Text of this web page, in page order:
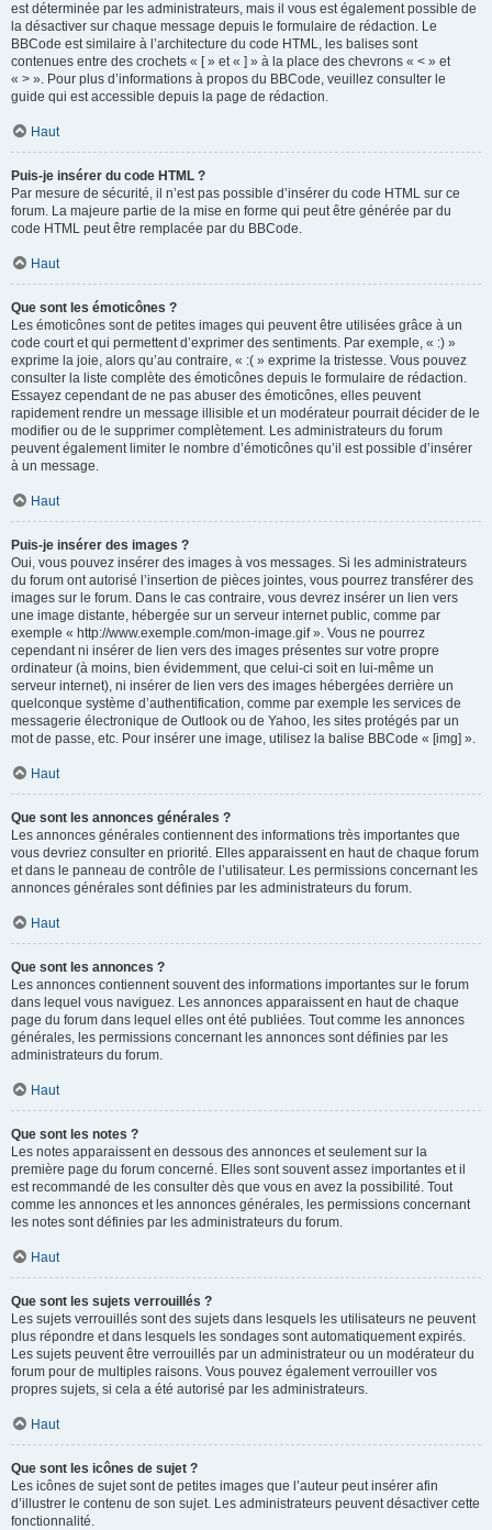
est déterminée par les administrateurs, mais il vous est également possible de
la désactiver sur chaque message depuis le formulaire de rédaction. Le
BBCode est similaire à l’architecture du code HTML, les balises sont
contenues entre des crochets « [ » et « ] » à la place des chevrons « < » et
« > ». Pour plus d’informations à propos du BBCode, veuillez consulter le
guide qui est accessible depuis la page de rédaction.
Haut
Puis-je insérer du code HTML ?
Par mesure de sécurité, il n’est pas possible d’insérer du code HTML sur ce
forum. La majeure partie de la mise en forme qui peut être générée par du
code HTML peut être remplacée par du BBCode.
Haut
Que sont les émoticônes ?
Les émoticônes sont de petites images qui peuvent être utilisées grâce à un
code court et qui permettent d’exprimer des sentiments. Par exemple, « :) »
exprime la joie, alors qu’au contraire, « :( » exprime la tristesse. Vous pouvez
consulter la liste complète des émoticônes depuis le formulaire de rédaction.
Essayez cependant de ne pas abuser des émoticônes, elles peuvent
rapidement rendre un message illisible et un modérateur pourrait décider de le
modifier ou de le supprimer complètement. Les administrateurs du forum
peuvent également limiter le nombre d’émoticônes qu’il est possible d’insérer
à un message.
Haut
Puis-je insérer des images ?
Oui, vous pouvez insérer des images à vos messages. Si les administrateurs
du forum ont autorisé l’insertion de pièces jointes, vous pourrez transférer des
images sur le forum. Dans le cas contraire, vous devrez insérer un lien vers
une image distante, hébergée sur un serveur internet public, comme par
exemple « http://www.exemple.com/mon-image.gif ». Vous ne pourrez
cependant ni insérer de lien vers des images présentes sur votre propre
ordinateur (à moins, bien évidemment, que celui-ci soit en lui-même un
serveur internet), ni insérer de lien vers des images hébergées derrière un
quelconque système d’authentification, comme par exemple les services de
messagerie électronique de Outlook ou de Yahoo, les sites protégés par un
mot de passe, etc. Pour insérer une image, utilisez la balise BBCode « [img] ».
Haut
Que sont les annonces générales ?
Les annonces générales contiennent des informations très importantes que
vous devriez consulter en priorité. Elles apparaissent en haut de chaque forum
et dans le panneau de contrôle de l’utilisateur. Les permissions concernant les
annonces générales sont définies par les administrateurs du forum.
Haut
Que sont les annonces ?
Les annonces contiennent souvent des informations importantes sur le forum
dans lequel vous naviguez. Les annonces apparaissent en haut de chaque
page du forum dans lequel elles ont été publiées. Tout comme les annonces
générales, les permissions concernant les annonces sont définies par les
administrateurs du forum.
Haut
Que sont les notes ?
Les notes apparaissent en dessous des annonces et seulement sur la
première page du forum concerné. Elles sont souvent assez importantes et il
est recommandé de les consulter dès que vous en avez la possibilité. Tout
comme les annonces et les annonces générales, les permissions concernant
les notes sont définies par les administrateurs du forum.
Haut
Que sont les sujets verrouillés ?
Les sujets verrouillés sont des sujets dans lesquels les utilisateurs ne peuvent
plus répondre et dans lesquels les sondages sont automatiquement expirés.
Les sujets peuvent être verrouillés par un administrateur ou un modérateur du
forum pour de multiples raisons. Vous pouvez également verrouiller vos
propres sujets, si cela a été autorisé par les administrateurs.
Haut
Que sont les icônes de sujet ?
Les icônes de sujet sont de petites images que l’auteur peut insérer afin
d’illustrer le contenu de son sujet. Les administrateurs peuvent désactiver cette
fonctionnalité.